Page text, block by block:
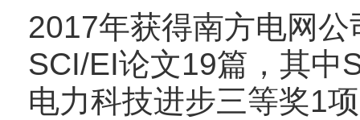
2017年获得南方电网公
SCI/EI论文19篇，其中
电力科技进步三等奖1